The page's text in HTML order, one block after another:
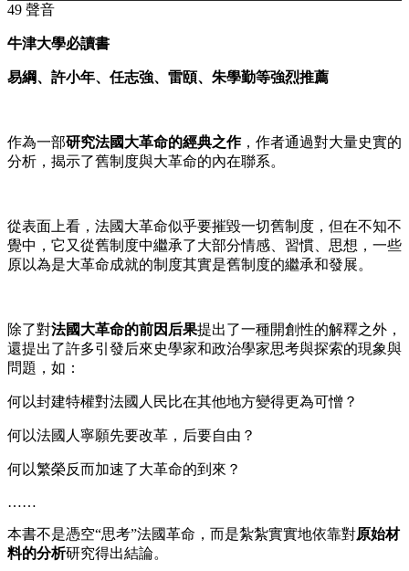
49 聲音
牛津大學必讀書
易綱、許小年、任志強、雷頤、朱學勤等強烈推薦
作為一部研究法國大革命的經典之作，作者通過對大量史實的
分析，揭示了舊制度與大革命的內在聯系。
從表面上看，法國大革命似乎要摧毀一切舊制度，但在不知不
覺中，它又從舊制度中繼承了大部分情感、習慣、思想，一些
原以為是大革命成就的制度其實是舊制度的繼承和發展。
除了對法國大革命的前因后果提出了一種開創性的解釋之外，
還提出了許多引發后來史學家和政治學家思考與探索的現象與
問題，如：
何以封建特權對法國人民比在其他地方變得更為可憎？
何以法國人寧願先要改革，后要自由？
何以繁榮反而加速了大革命的到來？
……
本書不是憑空“思考”法國革命，而是紮紮實實地依靠對原始材
料的分析研究得出結論。